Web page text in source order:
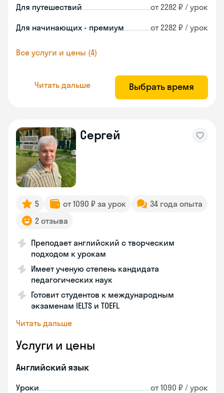
Для путешествий от 2282 ₽ / урок
Для начинающих - премиум от 2282 ₽ / урок
Все услуги и цены (4)
Читать дальше Выбрать время
Сергей
5 от 1090 ₽ за урок
34 года опыта
2 отзыва
Преподает английский с творческим
подходом к урокам
Имеет ученую степень кандидата
педагогических наук
Готовит студентов к международным
экзаменам IELTS и TOEFL
Читать дальше
Услуги и цены
Английский язык
Уроки от 1090 ₽ / урок